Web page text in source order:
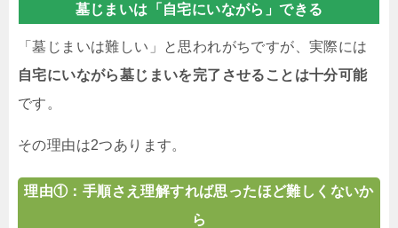
墓じまいは「自宅にいながら」できる
「墓じまいは難しい」と思われがちですが、実際には
自宅にいながら墓じまいを完了させることは十分可能
です。
その理由は2つあります。
理由①：手順さえ理解すれば思ったほど難しくないか
ら